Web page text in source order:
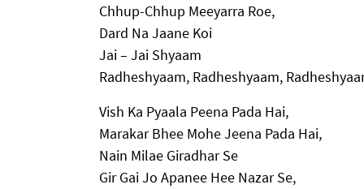
Chhup-Chhup Meeyarra Roe,
Dard Na Jaane Koi
Jai – Jai Shyaam
Radheshyaam, Radheshyaam,
Vish Ka Pyaala Peena Pada Hai,
Marakar Bhee Mohe Jeena Pada Hai,
Nain Milae Giradhar Se
Gir Gai Jo Apanee Hee Nazar Se,